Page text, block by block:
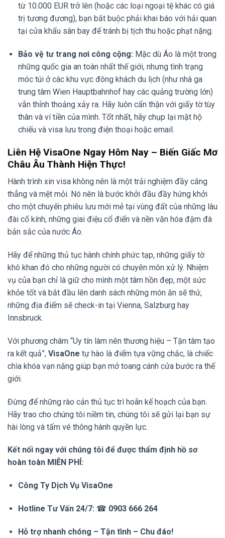
từ 10.000 EUR trở lên (hoặc các loại ngoại tệ khác có giá
trị tương đương), bạn bắt buộc phải khai báo với hải quan
tại cửa khẩu sân bay để tránh bị tịch thu hoặc phạt nặng.
Bảo vệ tư trang nơi công cộng: Mặc dù Áo là một trong
những quốc gia an toàn nhất thế giới, nhưng tình trạng
móc túi ở các khu vực đông khách du lịch (như nhà ga
trung tâm Wien Hauptbahnhof hay các quảng trường lớn)
vẫn thỉnh thoảng xảy ra. Hãy luôn cẩn thận với giấy tờ tùy
thân và ví tiền của mình. Tốt nhất, hãy chụp lại mặt hộ
chiếu và visa lưu trong điện thoại hoặc email.
Liên Hệ VisaOne Ngay Hôm Nay – Biến Giấc Mơ
Châu Âu Thành Hiện Thực!
Hành trình xin visa không nên là một trải nghiệm đầy căng
thẳng và mệt mỏi. Nó nên là bước khởi đầu đầy hứng khởi
cho một chuyến phiêu lưu mới mẻ tại vùng đất của những lâu
đài cổ kính, những giai điệu cổ điển và nền văn hóa đậm đà
bản sắc của nước Áo.
Hãy để những thủ tục hành chính phức tạp, những giấy tờ
khô khan đó cho những người có chuyên môn xử lý. Nhiệm
vụ của bạn chỉ là giữ cho mình một tâm hồn đẹp, một sức
khỏe tốt và bắt đầu lên danh sách những món ăn sẽ thử,
những địa điểm sẽ check-in tại Vienna, Salzburg hay
Innsbruck.
Với phương châm “Uy tín làm nên thương hiệu – Tận tâm tạo
ra kết quả”, VisaOne tự hào là điểm tựa vững chắc, là chiếc
chìa khóa vạn năng giúp bạn mở toang cánh cửa bước ra thế
giới.
Đừng để những rào cản thủ tục trì hoãn kế hoạch của bạn.
Hãy trao cho chúng tôi niềm tin, chúng tôi sẽ gửi lại bạn sự
hài lòng và tấm vé thông hành quyền lực.
Kết nối ngay với chúng tôi để được thẩm định hồ sơ
hoàn toàn MIỄN PHÍ:
Công Ty Dịch Vụ VisaOne
Hotline Tư Vấn 24/7: ☎ 0903 666 264
Hỗ trợ nhanh chóng – Tận tình – Chu đáo!